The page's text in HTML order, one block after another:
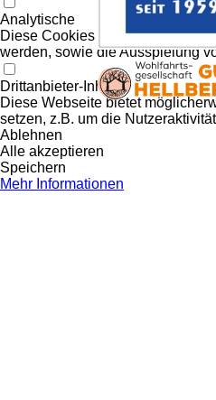
Analytische
Diese Cookies werden
werden, sowie die Ausspielung
Drittanbieter-Inhalte
Diese Webseite bietet
setzen, z.B. um die
Ablehnen
Alle akzeptieren
Speichern
Mehr Informationen